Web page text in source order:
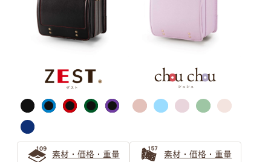
ライトグリーン グリーン
素材・価格・重量 素材・価格・重量